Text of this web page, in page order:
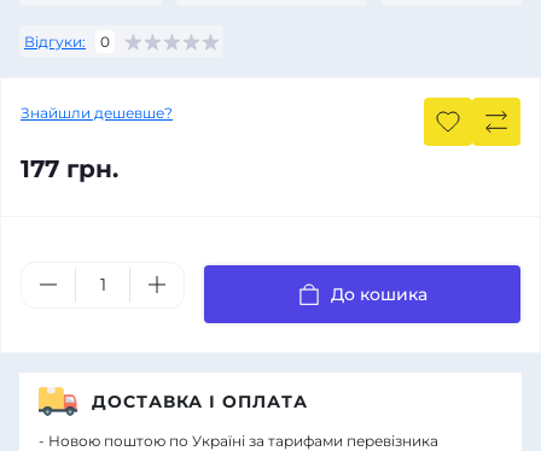
Відгуки: 0
Знайшли дешевше?
177 грн.
До кошика
ДОСТАВКА І ОПЛАТА
- Новою поштою по Україні за тарифами перевізника